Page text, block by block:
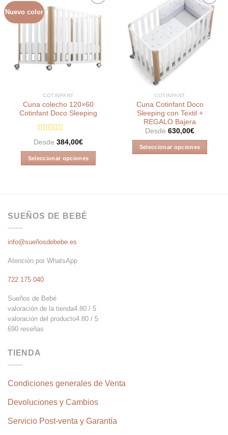
Nuevo color
a la
deseos
COTINFANT
Cuna colecho 120×60
Cotinfant Doco Sleeping
Valorado en
Desde 384,00€
Seleccionar opciones
variantes.
se
elegir
de
producto
Añadir
a la
lista de
COTINFANT
Cuna Cotinfant Doco
Sleeping con Textil +
REGALO Bajera
Desde 630,00€
Seleccionar opciones
SUEÑOS DE BEBÉ
info@sueñosdebebe.es
Atención por WhatsApp
722 175 040
Sueños de Bebé
valoración de la tienda4.80 / 5
valoración del producto4.80 / 5
690 reseñas
TIENDA
Condiciones generales de Venta
Devoluciones y Cambios
Servicio Post-venta y Garantía